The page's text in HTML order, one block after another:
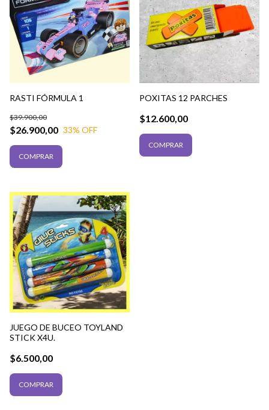
RASTI FÓRMULA 1
$26.900,00
$39.900,00
33% OFF
POXITAS 12 PARCHES
$12.600,00
JUEGO DE BUCEO TOYLAND
STICK X4U.
$6.500,00